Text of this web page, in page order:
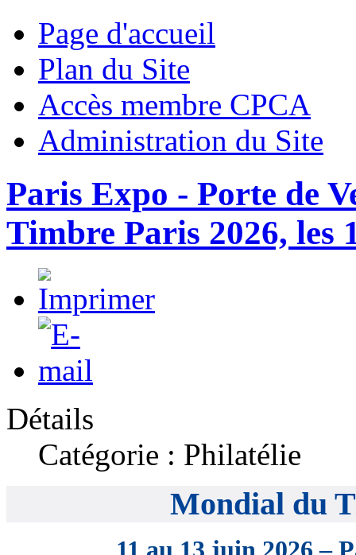
Page d'accueil
Plan du Site
Accès membre CPCA
Administration du Site
Paris Expo - Porte de
Timbre Paris 2026, les
Détails
Catégorie : Philatélie
Mondial du